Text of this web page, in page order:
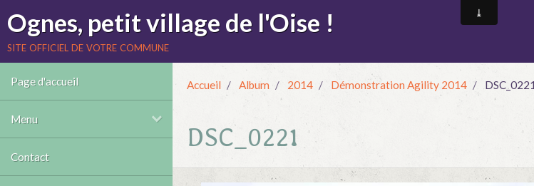
Ognes, petit village de l'Oise !
site officiel de votre commune
Page d'accueil
Menu
Contact
Accueil Album 2014 Démonstration Agility 2014 DSC_0221
DSC_0221